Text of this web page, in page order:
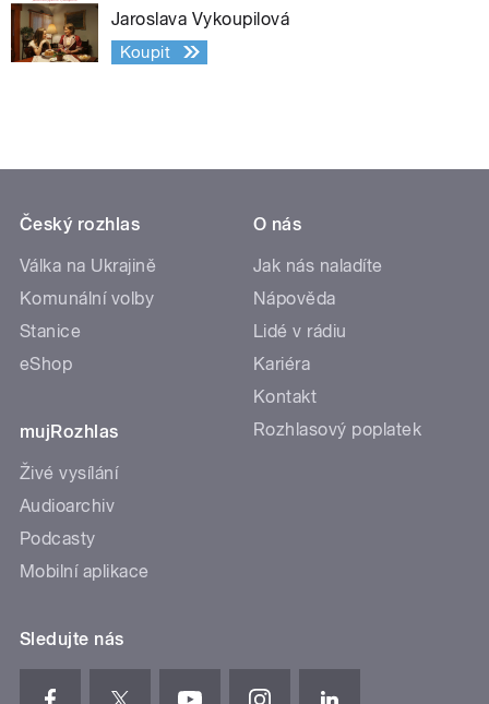
Jaroslava Vykoupilová
Koupit
Český rozhlas
Válka na Ukrajině
Komunální volby
Stanice
eShop
mujRozhlas
Živé vysílání
Audioarchiv
Podcasty
Mobilní aplikace
O nás
Jak nás naladíte
Nápověda
Lidé v rádiu
Kariéra
Kontakt
Rozhlasový poplatek
Sledujte nás